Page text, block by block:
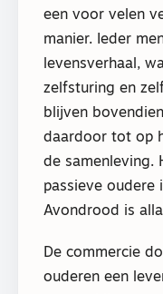
een voor velen
manier. Ieder
levensverhaal,
zelfsturing en
blijven
daardoor tot op
de samenleving.
passieve oudere
Avondrood is
De commercie
ouderen een